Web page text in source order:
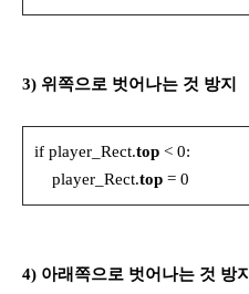
3) 위쪽으로 벗어나는 것 방지
if player_Rect.top < 0:
player_Rect.top = 0
4) 아래쪽으로 벗어나는 것 방지